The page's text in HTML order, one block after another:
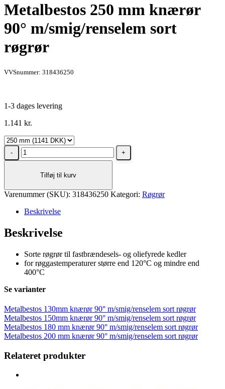
Metalbestos 250 mm knærør
90° m/smig/renselem sort
røgrør
VVSnummer: 318436250
1-3 dages levering
1.141 kr.
Metalbestos
250
knærør
m/smig/renselem
røgrør
Tilføj til kurv
Varenummer (SKU): 318436250 Kategori: Røgrør
Beskrivelse
Beskrivelse
Sorte røgrør til fastbrændesels- og oliefyrede kedler
for røggastemperaturer større end 120°C og mindre end
400°C
Se varianter
Metalbestos 130mm knærør 90° m/smig/renselem sort røgrør
Metalbestos 150mm knærør 90° m/smig/renselem sort røgrør
Metalbestos 180 mm knærør 90° m/smig/renselem sort røgrør
Metalbestos 200 mm knærør 90° m/smig/renselem sort røgrør
Relateret produkter